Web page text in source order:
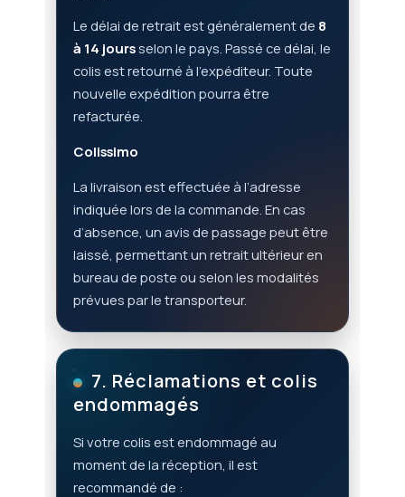
Le délai de retrait est généralement de 8
à 14 joursselon le pays. Passé ce délai, le
colis est retourné à l’expéditeur. Toute
nouvelle expédition pourra être
refacturée.
Colissimo
La livraison est effectuée à l’adresse
indiquée lors de la commande. En cas
d’absence, un avis de passage peut être
laissé, permettant un retrait ultérieur en
bureau de poste ou selon les modalités
prévues par le transporteur.
7. Réclamations et colis
endommagés
Si votre colis est endommagé au
moment de la réception, il est
recommandé de :